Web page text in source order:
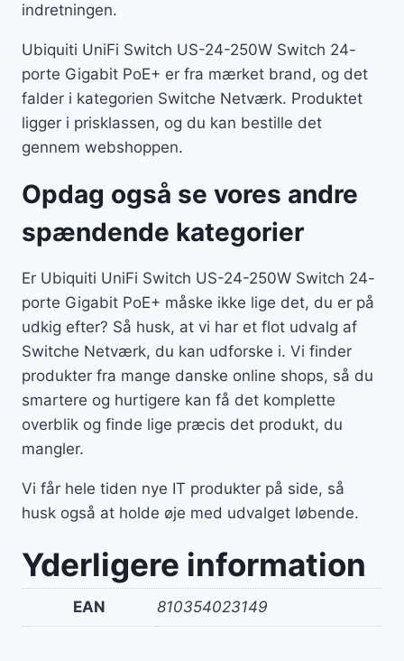
indretningen.
Ubiquiti UniFi Switch US-24-250W Switch 24-
porte Gigabit PoE+ er fra mærket brand, og det
falder i kategorien Switche Netværk. Produktet
ligger i prisklassen, og du kan bestille det
gennem webshoppen.
Opdag også se vores andre
spændende kategorier
Er Ubiquiti UniFi Switch US-24-250W Switch 24-
porte Gigabit PoE+ måske ikke lige det, du er på
udkig efter? Så husk, at vi har et flot udvalg af
Switche Netværk, du kan udforske i. Vi finder
produkter fra mange danske online shops, så du
smartere og hurtigere kan få det komplette
overblik og finde lige præcis det produkt, du
mangler.
Vi får hele tiden nye IT produkter på side, så
husk også at holde øje med udvalget løbende.
Yderligere information
EAN 810354023149